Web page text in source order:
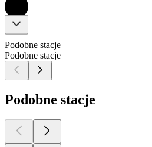
Podobne stacje
Podobne stacje
Podobne stacje